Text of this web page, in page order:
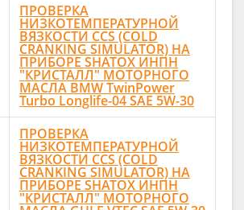
ПРОВЕРКА
НИЗКОТЕМПЕРАТУРНОЙ
ВЯЗКОСТИ CCS (COLD
CRANKING SIMULATOR) НА
ПРИБОРЕ SHATOX ИНПН
"КРИСТАЛЛ" МОТОРНОГО
МАСЛА BMW TwinPower
Turbo Longlife-04 SAE 5W-30
ПРОВЕРКА
НИЗКОТЕМПЕРАТУРНОЙ
ВЯЗКОСТИ CCS (COLD
CRANKING SIMULATOR) НА
ПРИБОРЕ SHATOX ИНПН
"КРИСТАЛЛ" МОТОРНОГО